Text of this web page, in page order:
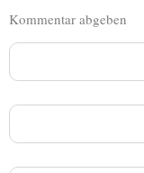
Kommentar abgeben